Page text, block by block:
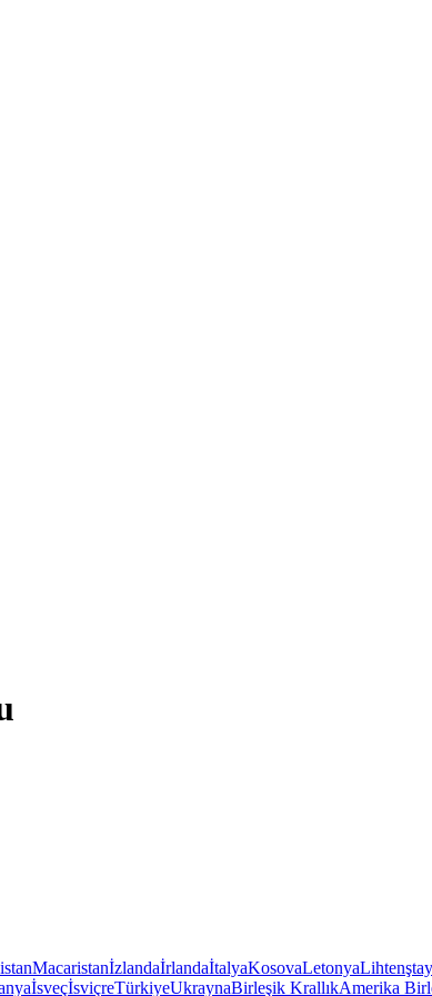
MacaristanİzlandaİrlandaİtalyaKosovaLetonya
İsveçİsviçreTürkiyeUkraynaBirleşik KrallıkAmerika